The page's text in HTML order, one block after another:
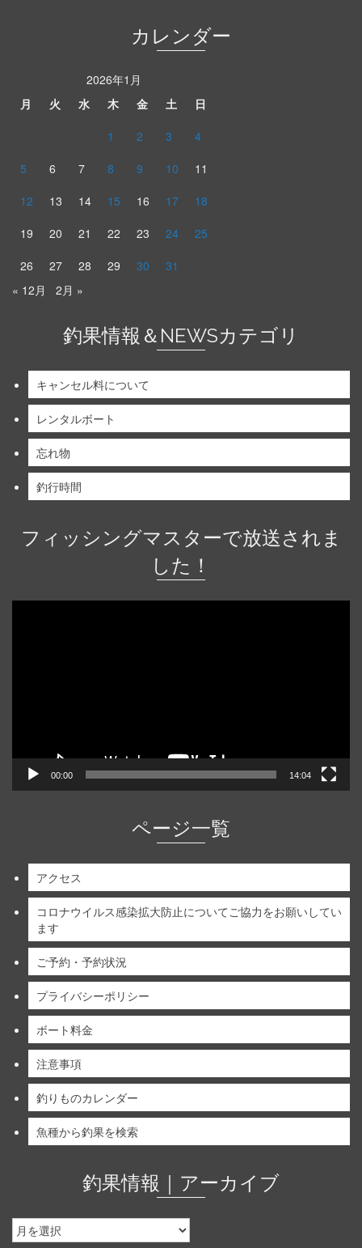
カレンダー
2026年1月
月
火 水 木 金 土
日
1
2 3
4
5
6 7 8 9 10
11
12
13 14 15 16 17
18
19
20 21 22 23 24
25
26
27 28 29 30
31
« 12月
2月 »
釣果情報＆NEWSカテゴリ
キャンセル料について
レンタルボート
忘れ物
釣行時間
フィッシングマスターで放送されま
した！
00:00 14:04
ページ一覧
アクセス
コロナウイルス感染拡大防止についてご協力をお願いしてい
ます
ご予約・予約状況
プライバシーポリシー
ボート料金
注意事項
釣りものカレンダー
魚種から釣果を検索
釣果情報｜アーカイブ
釣
果